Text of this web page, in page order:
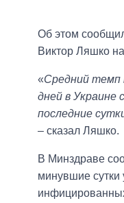
Об этом
Виктор Ляшко
«Средний темп
дней в Украине
последние
– сказал Ляшко.
В Минздраве
минувшие сутки